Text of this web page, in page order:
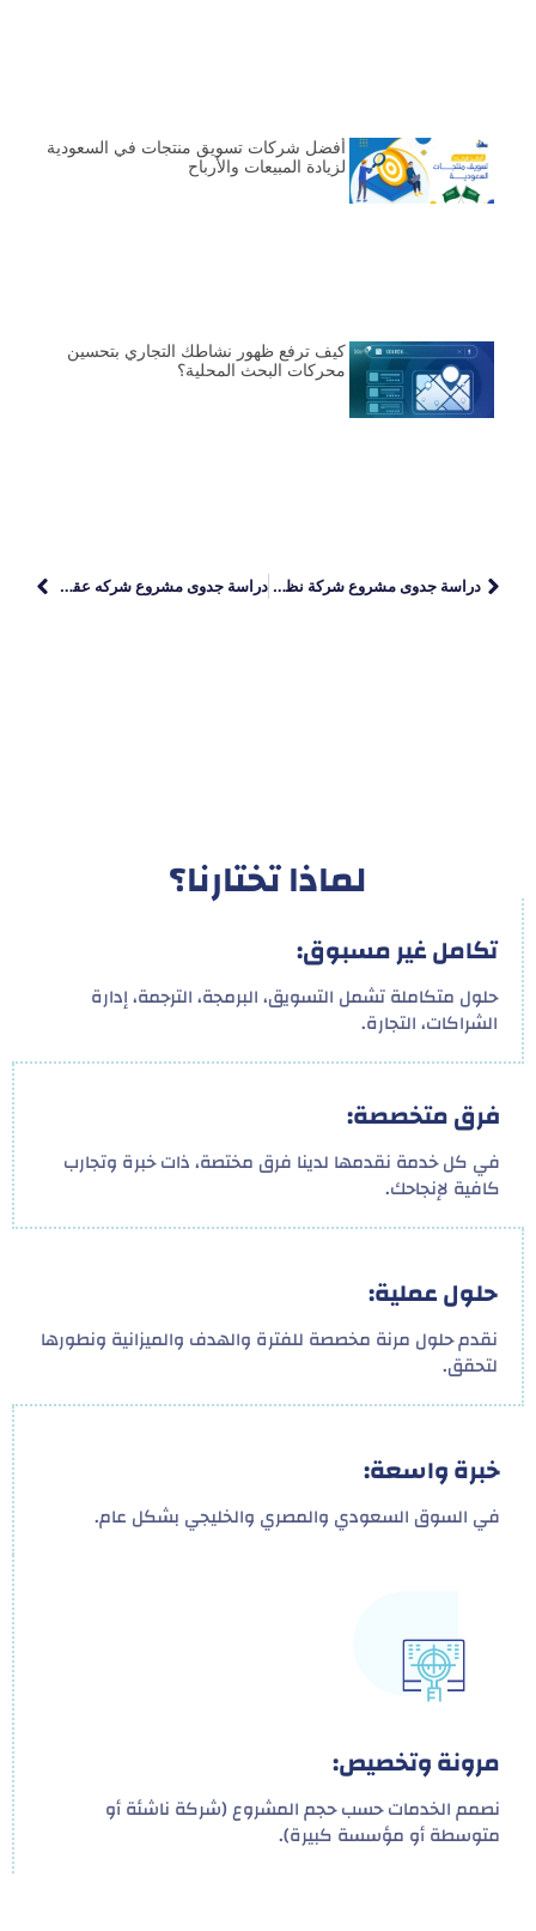
أفضل شركات تسويق منتجات في السعودية
لزيادة المبيعات والأرباح
كيف ترفع ظهور نشاطك التجاري بتحسين
محركات البحث المحلية؟
دراسة جدوى مشروع شركة نظافة دراسة جدوى مشروع شركه عقارات
لماذا تختارنا؟
تكامل غير مسبوق:
حلول متكاملة تشمل التسويق، البرمجة، الترجمة، إدارة
الشراكات، التجارة.
فرق متخصصة:
في كل خدمة نقدمها لدينا فرق مختصة، ذات خبرة وتجارب
كافية لإنجاحك.
حلول عملية:
نقدم حلول مرنة مخصصة للفترة والهدف والميزانية ونطورها
لتحقق.
خبرة واسعة:
في السوق السعودي والمصري والخليجي بشكل عام.
مرونة وتخصيص:
نصمم الخدمات حسب حجم المشروع (شركة ناشئة أو
متوسطة أو مؤسسة كبيرة).